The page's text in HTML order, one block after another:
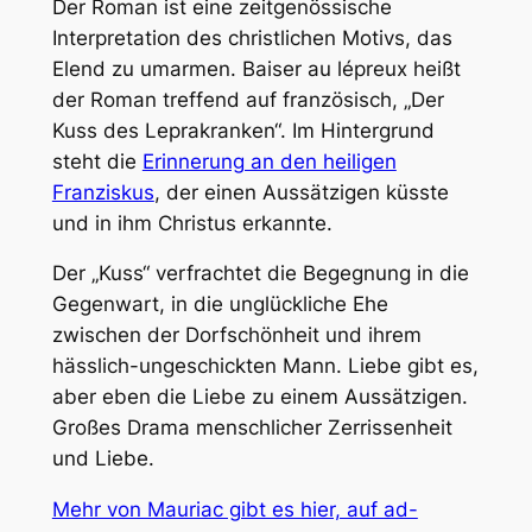
Der Roman ist eine zeitgenössische
Interpretation des christlichen Motivs, das
Elend zu umarmen. Baiser au lépreux heißt
der Roman treffend auf französisch, „Der
Kuss des Leprakranken“. Im Hintergrund
steht die Erinnerung an den heiligen
Franziskus, der einen Aussätzigen küsste
und in ihm Christus erkannte.
Der „Kuss“ verfrachtet die Begegnung in die
Gegenwart, in die unglückliche Ehe
zwischen der Dorfschönheit und ihrem
hässlich-ungeschickten Mann. Liebe gibt es,
aber eben die Liebe zu einem Aussätzigen.
Großes Drama menschlicher Zerrissenheit
und Liebe.
Mehr von Mauriac gibt es hier, auf ad-